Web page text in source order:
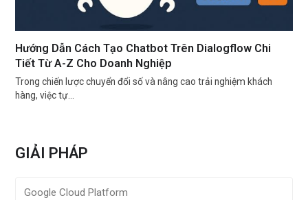
Hướng Dẫn Cách Tạo Chatbot Trên Dialogflow Chi
Tiết Từ A-Z Cho Doanh Nghiệp
Trong chiến lược chuyển đổi số và nâng cao trải nghiệm khách
hàng, việc tự…
GIẢI PHÁP
Google Cloud Platform